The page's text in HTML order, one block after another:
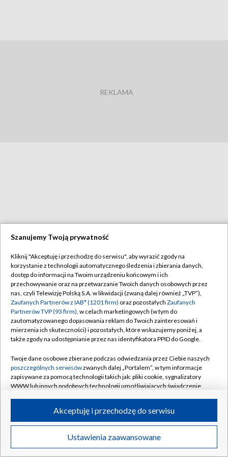
Szanujemy Twoją prywatność
Kliknij "Akceptuję i przechodzę do serwisu", aby wyrazić zgody na
korzystanie z technologii automatycznego śledzenia i zbierania danych,
dostęp do informacji na Twoim urządzeniu końcowym i ich
przechowywanie oraz na przetwarzanie Twoich danych osobowych przez
nas, czyli Telewizję Polską S.A. w likwidacji (zwaną dalej również „TVP”),
Zaufanych Partnerów z IAB* (1201 firm) oraz pozostałych Zaufanych
Partnerów TVP (93 firm), w celach marketingowych (w tym do
zautomatyzowanego dopasowania reklam do Twoich zainteresowań i
mierzenia ich skuteczności) i pozostałych, które wskazujemy poniżej, a
także zgody na udostępnianie przez nas identyfikatora PPID do Google.
Twoje dane osobowe zbierane podczas odwiedzania przez Ciebie naszych
poszczególnych serwisówzwanych dalej „Portalem”, w tym informacje
zapisywane za pomocą technologii takich jak: pliki cookie, sygnalizatory
WWW lub innych podobnych technologii umożliwiających świadczenie
ruchu w Internecie.
Twoje dane osobowe zbierane podczas odwiedzania przez Ciebie
poszczególnych serwisówna Portalu, takie jak adresy IP, identyfikatory
Ustawienia zaawansowane
Akceptuję i przechodzę do serwisu